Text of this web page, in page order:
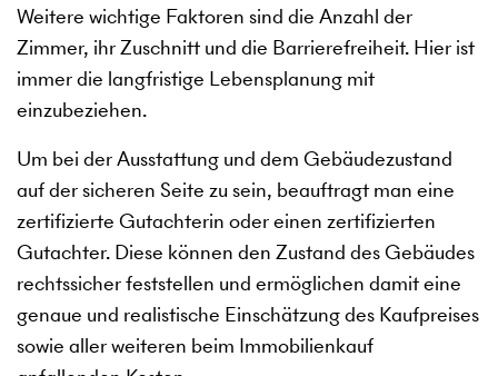
Weitere wichtige Faktoren sind die Anzahl der
Zimmer, ihr Zuschnitt und die Barrierefreiheit. Hier ist
immer die langfristige Lebensplanung mit
einzubeziehen.
Um bei der Ausstattung und dem Gebäudezustand
auf der sicheren Seite zu sein, beauftragt man eine
zertifizierte Gutachterin oder einen zertifizierten
Gutachter. Diese können den Zustand des Gebäudes
rechtssicher feststellen und ermöglichen damit eine
genaue und realistische Einschätzung des Kaufpreises
sowie aller weiteren beim Immobilienkauf